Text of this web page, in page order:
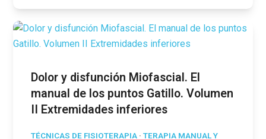
Dolor y disfunción Miofascial. El
manual de los puntos Gatillo. Volumen
II Extremidades inferiores
TÉCNICAS DE FISIOTERAPIA ·TERAPIA MANUAL Y